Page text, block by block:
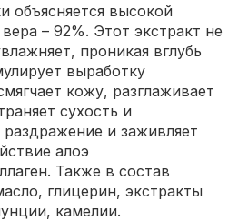
объясняется высокой
– 92%. Этот экстракт не
проникая вглубь
выработку
кожу, разглаживает
сухость и
и заживляет
алоэ
Также в состав
глицерин, экстракты
камелии.